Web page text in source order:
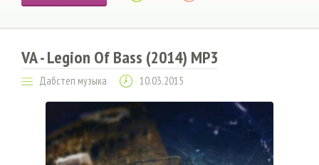
VA - Legion Of Bass (2014) MP3
Дабстеп музыка 10.03.2015